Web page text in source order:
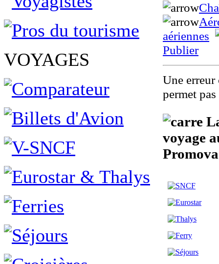
VOYAGES
aériennes
Publier
Une
permet
voyage